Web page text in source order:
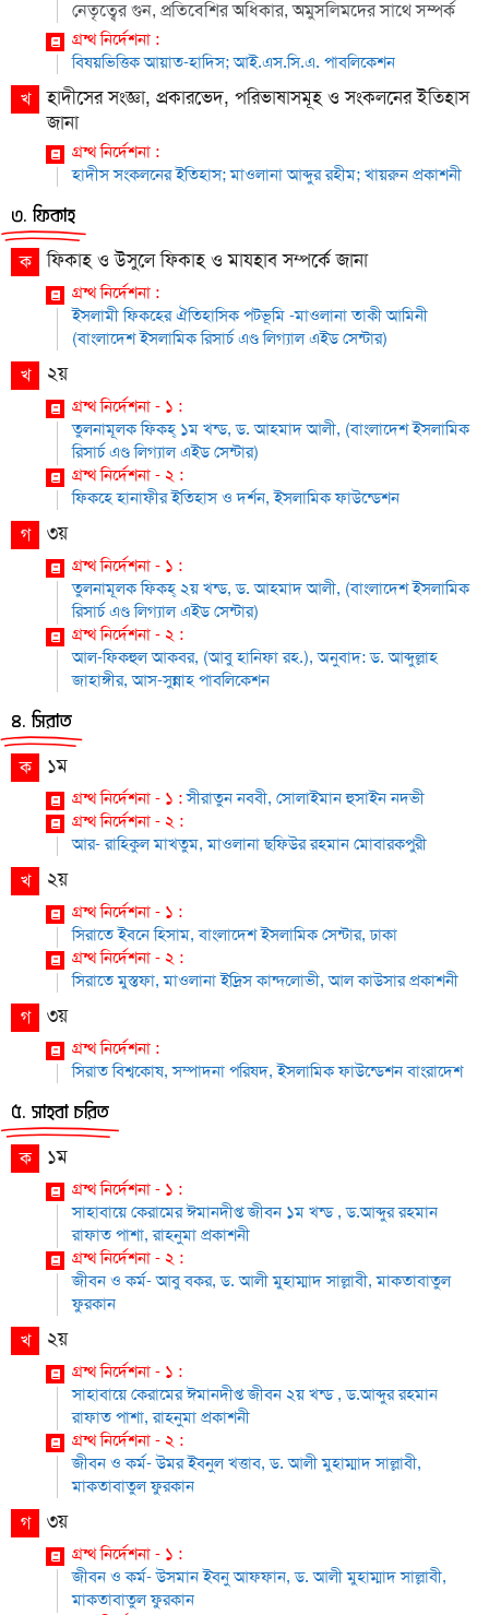
নেতৃত্বের গুন, প্রতিবেশির অধিকার, অমুসলিমদের সাথে সম্পর্ক
গ্রন্থ নির্দেশনা :
বিষয়ভিত্তিক আয়াত-হাদিস; আই.এস.সি.এ. পাবলিকেশন
খ
হাদীসের সংজ্ঞা, প্রকারভেদ, পরিভাষাসমূহ ও সংকলনের ইতিহাস
জানা
গ্রন্থ নির্দেশনা :
হাদীস সংকলনের ইতিহাস; মাওলানা আব্দুর রহীম; খায়রুন প্রকাশনী
৩. ফিকাহ
ক ফিকাহ ও উসুলে ফিকাহ ও মাযহাব সম্পর্কে জানা
গ্রন্থ নির্দেশনা :
ইসলামী ফিকহের ঐতিহাসিক পটভূমি -মাওলানা তাকী আমিনী
(বাংলাদেশ ইসলামিক রিসার্চ এণ্ড লিগ্যাল এইড সেন্টার)
খ ২য়
গ্রন্থ নির্দেশনা - ১ :
তুলনামূলক ফিকহ্ ১ম খন্ড, ড. আহমাদ আলী, (বাংলাদেশ ইসলামিক
রিসার্চ এণ্ড লিগ্যাল এইড সেন্টার)
গ্রন্থ নির্দেশনা - ২ :
ফিকহে হানাফীর ইতিহাস ও দর্শন, ইসলামিক ফাউন্ডেশন
গ ৩য়
গ্রন্থ নির্দেশনা - ১ :
তুলনামূলক ফিকহ্ ২য় খন্ড, ড. আহমাদ আলী, (বাংলাদেশ ইসলামিক
রিসার্চ এণ্ড লিগ্যাল এইড সেন্টার)
গ্রন্থ নির্দেশনা - ২ :
আল-ফিকহুল আকবর, (আবু হানিফা রহ.), অনুবাদ: ড. আব্দুল্লাহ
জাহাঙ্গীর, আস-সুন্নাহ পাবলিকেশন
৪. সিরাত
ক ১ম
গ্রন্থ নির্দেশনা - ১ : সীরাতুন নববী, সোলাইমান হুসাইন নদভী
গ্রন্থ নির্দেশনা - ২ :
আর- রাহিকুল মাখতুম, মাওলানা ছফিউর রহমান মোবারকপুরী
খ ২য়
গ্রন্থ নির্দেশনা - ১ :
সিরাতে ইবনে হিসাম, বাংলাদেশ ইসলামিক সেন্টার, ঢাকা
গ্রন্থ নির্দেশনা - ২ :
সিরাতে মুস্তফা, মাওলানা ইদ্রিস কান্দলোভী, আল কাউসার প্রকাশনী
গ ৩য়
গ্রন্থ নির্দেশনা :
সিরাত বিশ্বকোষ, সম্পাদনা পরিষদ, ইসলামিক ফাউন্ডেশন বাংরাদেশ
৫. সাহবা চরিত
ক ১ম
গ্রন্থ নির্দেশনা - ১ :
সাহাবায়ে কেরামের ঈমানদীপ্ত জীবন ১ম খন্ড , ড.আব্দুর রহমান
রাফাত পাশা, রাহনুমা প্রকাশনী
গ্রন্থ নির্দেশনা - ২ :
জীবন ও কর্ম- আবু বকর, ড. আলী মুহাম্মাদ সাল্লাবী, মাকতাবাতুল
ফুরকান
খ ২য়
গ্রন্থ নির্দেশনা - ১ :
সাহাবায়ে কেরামের ঈমানদীপ্ত জীবন ২য় খন্ড , ড.আব্দুর রহমান
রাফাত পাশা, রাহনুমা প্রকাশনী
গ্রন্থ নির্দেশনা - ২ :
জীবন ও কর্ম- উমর ইবনুল খত্তাব, ড. আলী মুহাম্মাদ সাল্লাবী,
মাকতাবাতুল ফুরকান
গ ৩য়
গ্রন্থ নির্দেশনা - ১ :
জীবন ও কর্ম- উসমান ইবনু আফফান, ড. আলী মুহাম্মাদ সাল্লাবী,
মাকতাবাতুল ফুরকান